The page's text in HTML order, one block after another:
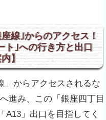
線｣からのアクセス！
ト｣への行き方と出口
】
からアクセスされるな
進み、この「銀座四丁目
A13」出口を目指してく